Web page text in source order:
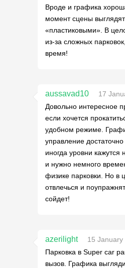
Вроде и графика
момент сцены
«пластиковыми». В
из-за сложных
время!
aussavad10
17
Довольно интересное
если хочется
удобном режиме.
управление
иногда уровни
и нужно немного
физике парковки. Но в
отвлечься и
сойдет!
azerilight
15
Парковка в Super car
вызов. Графика